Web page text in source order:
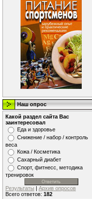
Наш опрос
Какой раздел сайта Вас
заинтересовал
Еда и здоровье
Снижение / набор / контроль
веса
Кожа / Косметика
Сахарный диабет
Спорт, фитнесс, методика
тренировок
Результаты | Архив опросов
Всего ответов: 182